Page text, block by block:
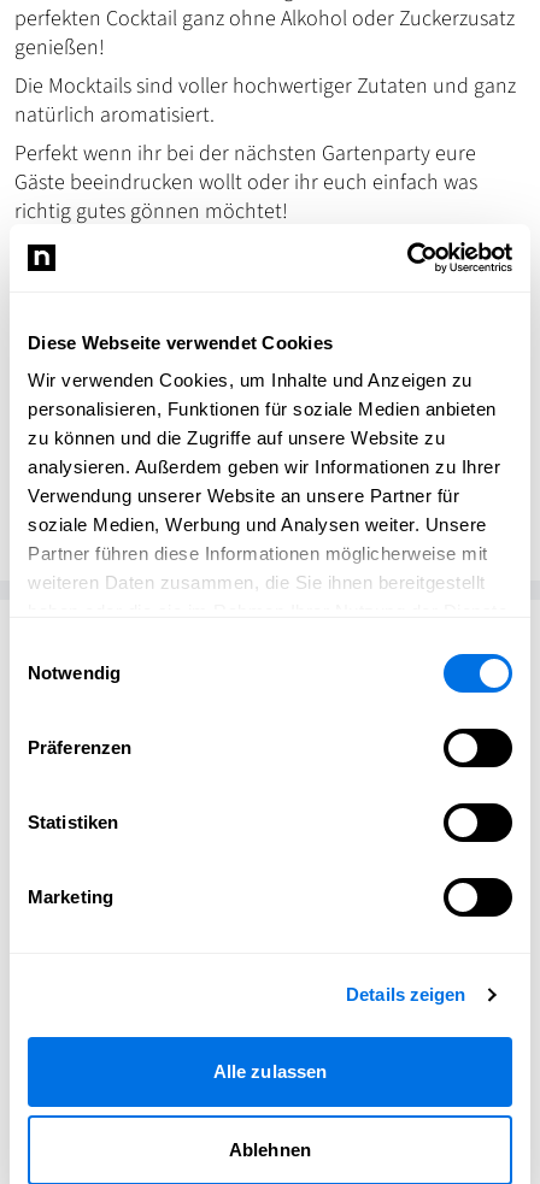
Diese Webseite verwendet Cookies
Wir verwenden Cookies, um Inhalte und Anzeigen zu
personalisieren, Funktionen für soziale Medien anbieten
zu können und die Zugriffe auf unsere Website zu
analysieren. Außerdem geben wir Informationen zu Ihrer
Verwendung unserer Website an unsere Partner für
soziale Medien, Werbung und Analysen weiter. Unsere
Partner führen diese Informationen möglicherweise mit
weiteren Daten zusammen, die Sie ihnen bereitgestellt
Notwendig
Präferenzen
Statistiken
Marketing
Details zeigen
Alle zulassen
Ablehnen
perfekten Cocktail ganz ohne Alkohol oder Zuckerzusatz
genießen!
Die Mocktails sind voller hochwertiger Zutaten und ganz
natürlich aromatisiert.
Perfekt wenn ihr bei der nächsten Gartenparty eure
Gäste beeindrucken wollt oder ihr euch einfach was
richtig gutes gönnen möchtet!
Holt euch euren Lieblings-Mocktail!
oder Basilikum Spritz.
UE
Varietee